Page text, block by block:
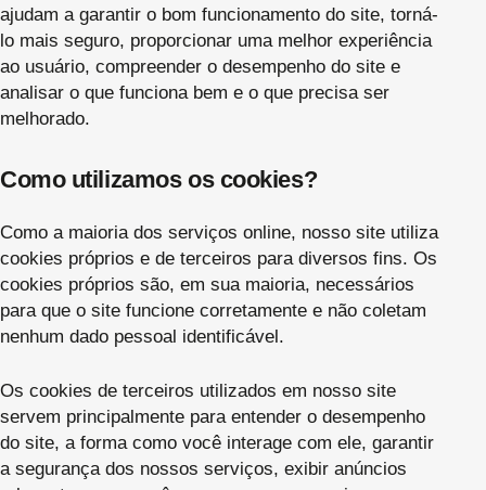
ajudam a garantir o bom funcionamento do site, torná-
lo mais seguro, proporcionar uma melhor experiência
ao usuário, compreender o desempenho do site e
analisar o que funciona bem e o que precisa ser
melhorado.
Como utilizamos os cookies?
Como a maioria dos serviços online, nosso site utiliza
cookies próprios e de terceiros para diversos fins. Os
cookies próprios são, em sua maioria, necessários
para que o site funcione corretamente e não coletam
nenhum dado pessoal identificável.
Os cookies de terceiros utilizados em nosso site
servem principalmente para entender o desempenho
do site, a forma como você interage com ele, garantir
a segurança dos nossos serviços, exibir anúncios